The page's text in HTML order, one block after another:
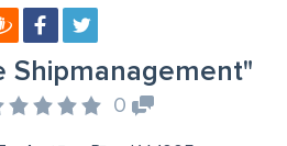
Shipmanagement"
0